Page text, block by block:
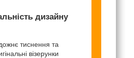
дизайну
тиснення та
візерунки